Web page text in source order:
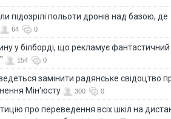
підозрілі польоти дронів над базою, де
64 0
у білборді, що рекламує фантастичний
154 0
замінити радянське свідоцтво
Мін'юсту
300 0
про переведення всіх шкіл на